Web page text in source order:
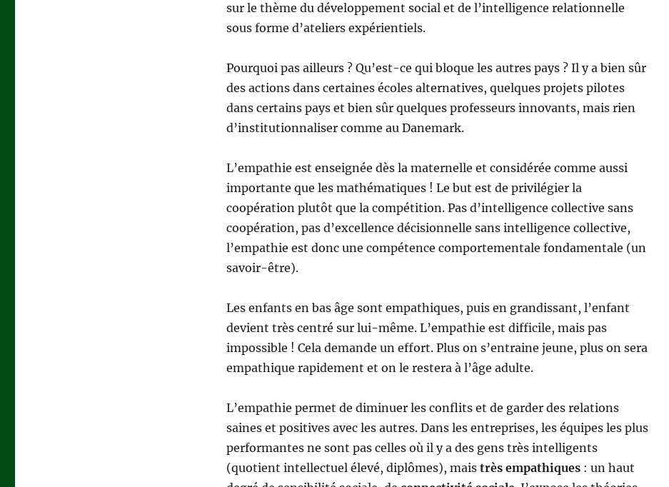
sur le thème du développement social et de l’intelligence relationnelle
sous forme d’ateliers expérientiels.
Pourquoi pas ailleurs ? Qu’est-ce qui bloque les autres pays ? Il y a bien sûr
des actions dans certaines écoles alternatives, quelques projets pilotes
dans certains pays et bien sûr quelques professeurs innovants, mais rien
d’institutionnaliser comme au Danemark.
L’empathie est enseignée dès la maternelle et considérée comme aussi
importante que les mathématiques ! Le but est de privilégier la
coopération plutôt que la compétition. Pas d’intelligence collective sans
coopération, pas d’excellence décisionnelle sans intelligence collective,
l’empathie est donc une compétence comportementale fondamentale (un
savoir-être).
Les enfants en bas âge sont empathiques, puis en grandissant, l’enfant
devient très centré sur lui-même. L’empathie est difficile, mais pas
impossible ! Cela demande un effort. Plus on s’entraine jeune, plus on sera
empathique rapidement et on le restera à l’âge adulte.
L’empathie permet de diminuer les conflits et de garder des relations
saines et positives avec les autres. Dans les entreprises, les équipes les plus
performantes ne sont pas celles où il y a des gens très intelligents
(quotient intellectuel élevé, diplômes), mais très empathiques: un haut